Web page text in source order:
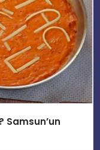
Samsun’un